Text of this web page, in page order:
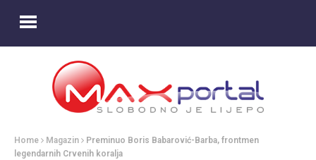
Home Magazin
Preminuo Boris Babarović-Barba, frontmen
legendarnih Crvenih koralja